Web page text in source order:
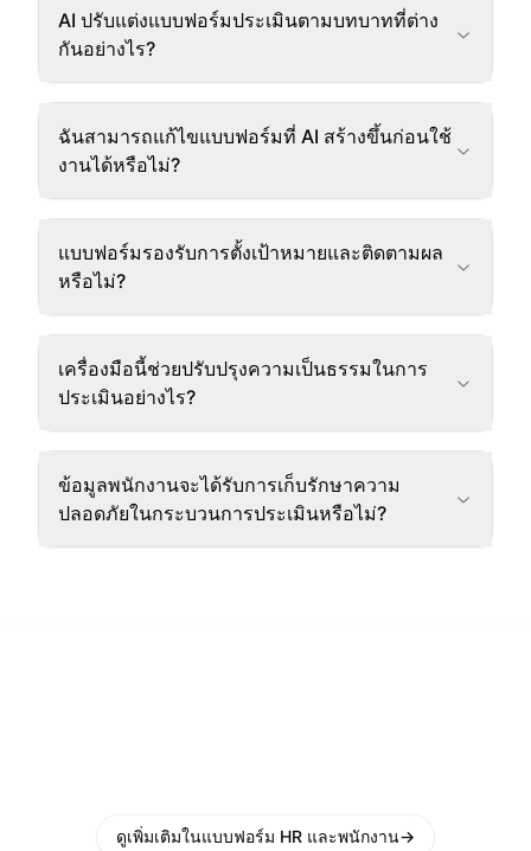
AI ปรับแต่งแบบฟอร์มประเมินตามบทบาทที่ต่าง
กันอย่างไร?
ฉันสามารถแก้ไขแบบฟอร์มที่ AI สร้างขึ้นก่อนใช้
งานได้หรือไม่?
แบบฟอร์มรองรับการตั้งเป้าหมายและติดตามผล
หรือไม่?
เครื่องมือนี้ช่วยปรับปรุงความเป็นธรรมในการ
ประเมินอย่างไร?
ข้อมูลพนักงานจะได้รับการเก็บรักษาความ
ปลอดภัยในกระบวนการประเมินหรือไม่?
ดูเพิ่มเติมในแบบฟอร์ม HR และพนักงาน→